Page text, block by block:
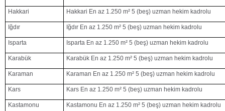
Hakkari Hakkari En az 1.250 m² 5 (beş) uzman hekim kadrolu
Iğdır Iğdır En az 1.250 m² 5 (beş) uzman hekim kadrolu
Isparta Isparta En az 1.250 m² 5 (beş) uzman hekim kadrolu
Karabük Karabük En az 1.250 m² 5 (beş) uzman hekim kadrolu
Karaman Karaman En az 1.250 m² 5 (beş) uzman hekim kadrolu
Kars Kars En az 1.250 m² 5 (beş) uzman hekim kadrolu
Kastamonu Kastamonu En az 1.250 m² 5 (beş) uzman hekim kadrolu